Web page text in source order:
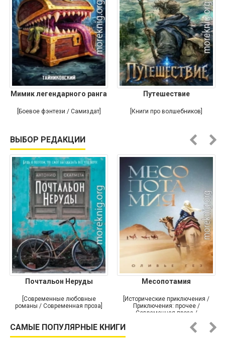
Мимик легендарного ранга
[Боевое фэнтези / Самиздат]
Путешествие
[Книги про волшебников]
ВЫБОР РЕДАКЦИИ
Почтальон Неруды
[Современные любовные
романы / Современная проза]
Месопотамия
[Исторические приключения /
Приключения: прочее /
Современная проза /
САМЫЕ ПОПУЛЯРНЫЕ КНИГИ